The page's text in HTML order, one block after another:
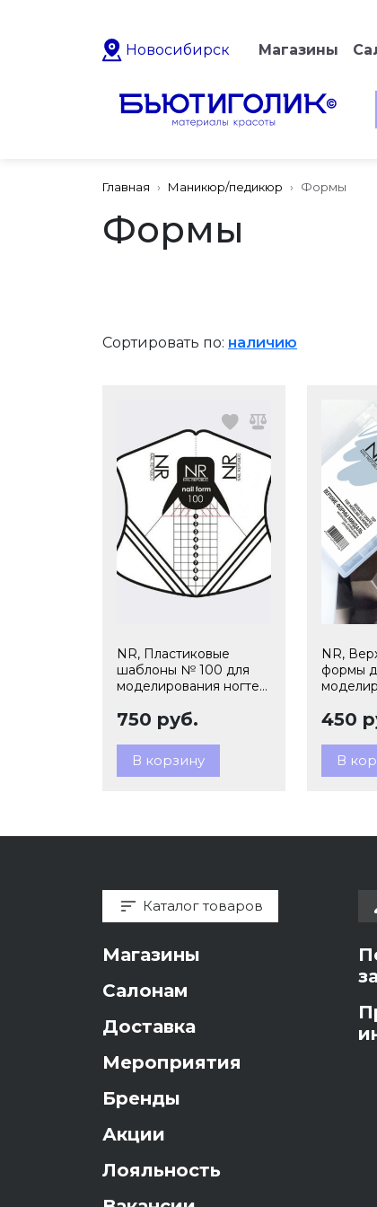
Новосибирск Магазины
Главная Маникюр/педикюр Формы
Формы
Сортировать по: наличию
NR, Пластиковые
шаблоны № 100 для
моделирования ногтей,
750 руб.
В корзину
NR,
формы
450
В
Каталог товаров
Магазины
Салонам
Доставка
Мероприятия
Бренды
Акции
Лояльность